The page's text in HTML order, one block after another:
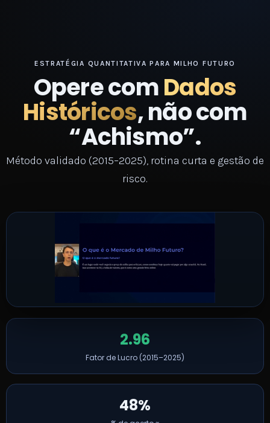
ESTRATÉGIA QUANTITATIVA PARA MILHO FUTURO
Opere comDados
Históricos, não com
“Achismo”.
Método validado (2015–2025), rotina curta e gestão de
risco.
Ativar som
2.96
Fator de Lucro (2015–2025)
48%